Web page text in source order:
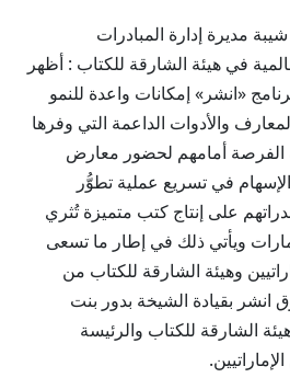
مديرة إدارة المبادرات
في هيئة الشارقة للكتاب : أظهر
«انشر» إمكانات واعدة للنمو
والأدوات الداعمة التي وفرها
الفرصة أمامهم لحضور معارض
في تسريع عملية تطوُّر
على إنتاج كتب متميزة تُثري
ويأتي ذلك في إطار ما تسعى
وهيئة الشارقة للكتاب من
بقيادة الشيخة بدور بنت
الشارقة للكتاب والرئيسة